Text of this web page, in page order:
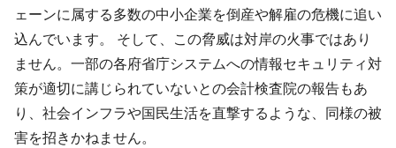
ェーンに属する多数の中小企業を倒産や解雇の危機に追い
込んでいます。 そして、この脅威は対岸の火事ではあり
ません。一部の各府省庁システムへの情報セキュリティ対
策が適切に講じられていないとの会計検査院の報告もあ
り、社会インフラや国民生活を直撃するような、同様の被
害を招きかねません。